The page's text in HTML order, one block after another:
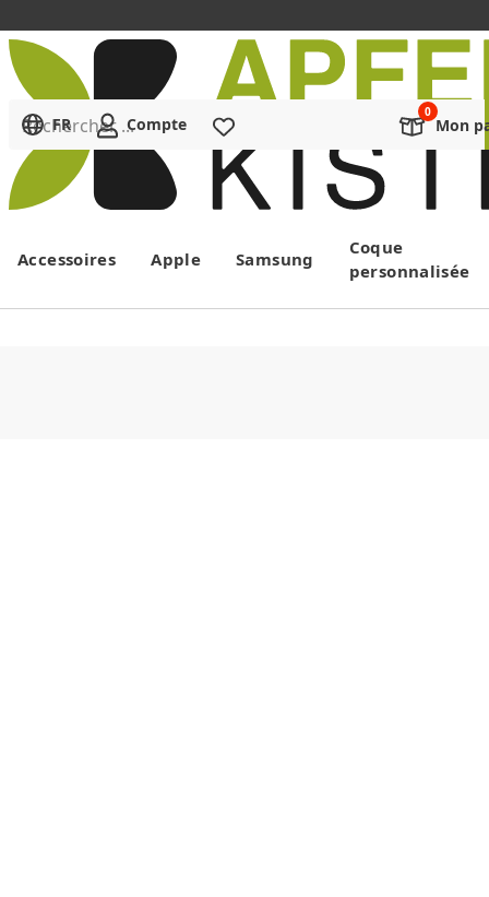
Menu
Rechercher ...
FR Compte Mon
Accessoires Apple Samsung
Coque
personnalisée